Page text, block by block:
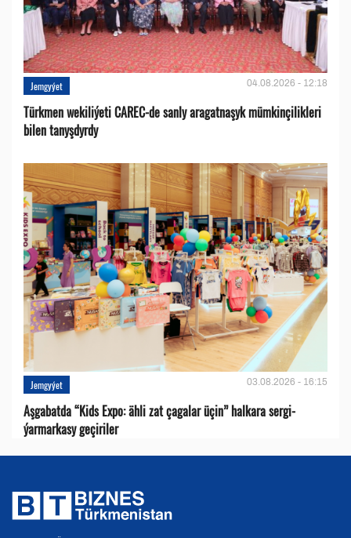
Jemgyýet 04.08.2026 - 12:18
Türkmen wekiliýeti CAREC-de sanly aragatnaşyk mümkinçilikleri
bilen tanyşdyrdy
Jemgyýet 03.08.2026 - 16:15
Aşgabatda “Kids Expo: ähli zat çagalar üçin” halkara sergi-
ýarmarkasy geçiriler